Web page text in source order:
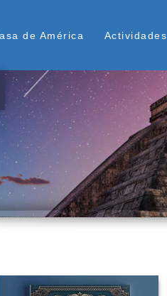
Superior
de América Actividades